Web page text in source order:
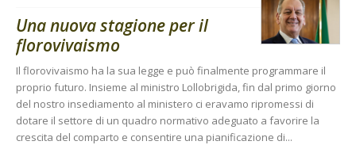
Una nuova stagione per il
florovivaismo
Il florovivaismo ha la sua legge e può finalmente programmare il
proprio futuro. Insieme al ministro Lollobrigida, fin dal primo giorno
del nostro insediamento al ministero ci eravamo ripromessi di
dotare il settore di un quadro normativo adeguato a favorire la
crescita del comparto e consentire una pianificazione di...